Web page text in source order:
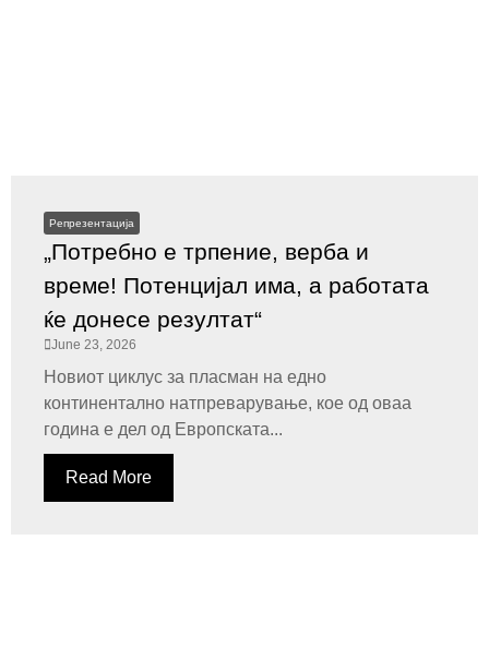
Репрезентација
„Потребно е трпение, верба и
време! Потенцијал има, а работата
ќе донесе резултат“
June 23, 2026
Новиот циклус за пласман на едно
континентално натпреварување, кое од оваа
година е дел од Европската...
Read More